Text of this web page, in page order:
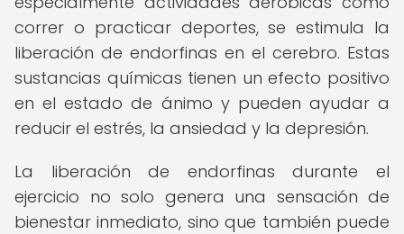
correr o practicar deportes, se estimula la
liberación de endorfinas en el cerebro. Estas
sustancias químicas tienen un efecto positivo
en el estado de ánimo y pueden ayudar a
reducir el estrés, la ansiedad y la depresión.
La liberación de endorfinas durante el
ejercicio no solo genera una sensación de
bienestar inmediato, sino que también puede